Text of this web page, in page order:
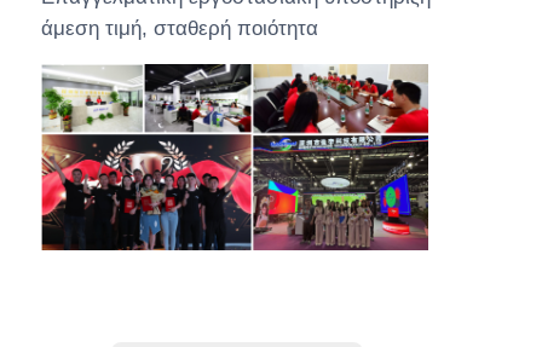
άμεση τιμή, σταθερή ποιότητα